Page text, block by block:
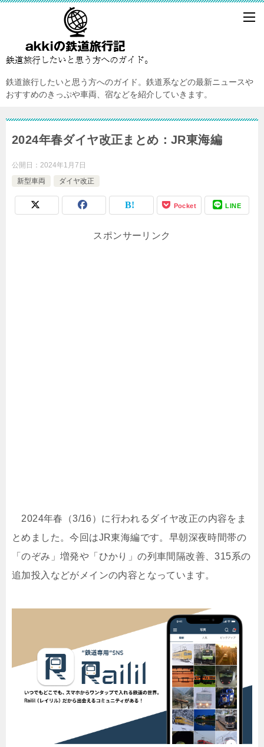
鉄道旅行したいと思う方へのガイド。鉄道系などの最新ニュースや
おすすめのきっぷや車両、宿などを紹介していきます。
2024年春ダイヤ改正まとめ：JR東海編
公開日： 2024年1月7日
新型車両
ダイヤ改正
Pocket LINE
スポンサーリンク
2024年春（3/16）に行われるダイヤ改正の内容をま
とめました。今回はJR東海編です。早朝深夜時間帯の
「のぞみ」増発や「ひかり」の列車間隔改善、315系の
追加投入などがメインの内容となっています。